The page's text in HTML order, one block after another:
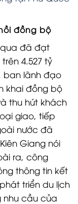
đồng bộ
qua đã đạt
4.527 tỷ
ban lãnh đạo
khai đồng bộ
thu hút khách
giao, tiếp
nước đã
Giang nói
ra, công
thông tin kết
triển du lịch
cầu của